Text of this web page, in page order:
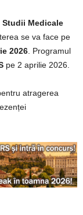
Medicale
se va face pe
2026 . Programul
pe 2 aprilie 2026.
atragerea